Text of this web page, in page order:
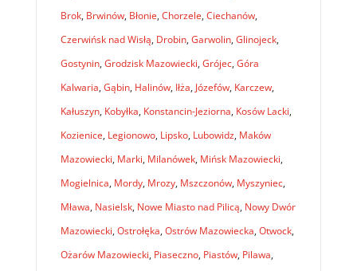
Brok, Brwinów, Błonie, Chorzele, Ciechanów,
Czerwińsk nad Wisłą, Drobin, Garwolin, Glinojeck,
Gostynin, Grodzisk Mazowiecki, Grójec, Góra
Kalwaria, Gąbin, Halinów, Iłża, Józefów, Karczew,
Kałuszyn, Kobyłka, Konstancin-Jeziorna, Kosów Lacki,
Kozienice, Legionowo, Lipsko, Lubowidz, Maków
Mazowiecki, Marki, Milanówek, Mińsk Mazowiecki,
Mogielnica, Mordy, Mrozy, Mszczonów, Myszyniec,
Mława, Nasielsk, Nowe Miasto nad Pilicą, Nowy Dwór
Mazowiecki, Ostrołęka, Ostrów Mazowiecka, Otwock,
Ożarów Mazowiecki, Piaseczno, Piastów, Pilawa,